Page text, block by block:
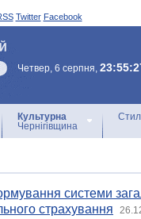
Twitter Facebook
Четвер, 6 серпня,
Культурна
Чернігівщина
системи
страхування